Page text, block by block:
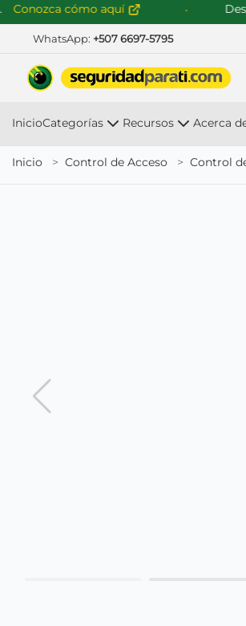
cómo aquí
WhatsApp: +507 6697-5795
InicioCategorías Recursos Acerca
Inicio Control de Acceso Control